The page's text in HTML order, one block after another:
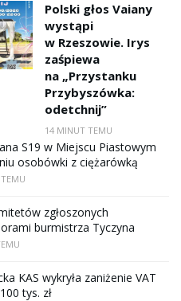
Polski głos Vaiany
wystąpi
w Rzeszowie. Irys
zaśpiewa
na „Przystanku
Przybyszówka:
odetchnij”
14 MINUT TEMU
S19 w Miejscu Piastowym
osobówki z ciężarówką
zgłoszonych
burmistrza Tyczyna
KAS wykryła zaniżenie VAT
tys. zł